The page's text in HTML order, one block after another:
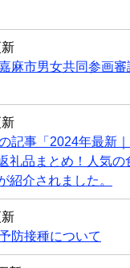
麻市男女共同参画
記事「2024年最新
礼品まとめ！人気の
紹介されました。
防接種について